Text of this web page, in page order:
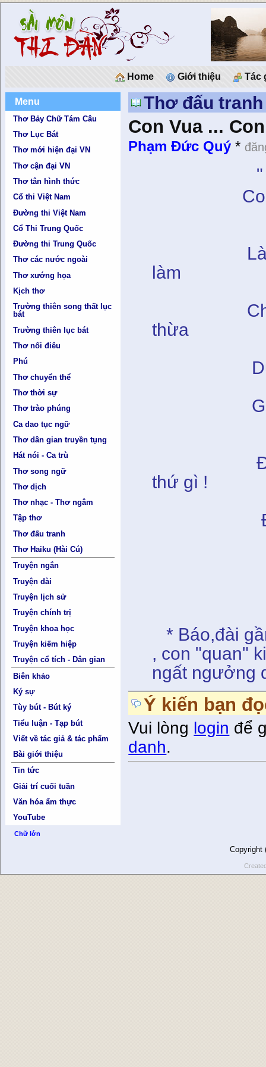
Home Giới thiệu Tác
Menu
Thơ Bảy Chữ Tám Câu
Thơ Lục Bát
Thơ mới hiện đại VN
Thơ cận đại VN
Thơ tân hình thức
Cổ thi Việt Nam
Đường thi Việt Nam
Cổ Thi Trung Quốc
Đường thi Trung Quốc
Thơ các nước ngoài
Thơ xướng họa
Kịch thơ
Trường thiên song thất lục
bát
Trường thiên lục bát
Thơ nối điêu
Phú
Thơ chuyển thể
Thơ thời sự
Thơ trào phúng
Ca dao tục ngữ
Thơ dân gian truyền tụng
Hát nói - Ca trù
Thơ song ngữ
Thơ dịch
Thơ nhạc - Thơ ngâm
Tập thơ
Thơ đấu tranh
Thơ Haiku (Hài Cú)
Truyện ngắn
Truyện dài
Truyện lịch sử
Truyện chính trị
Truyện khoa học
Truyện kiếm hiệp
Truyện cổ tích - Dân gian
Biên khảo
Ký sự
Tùy bút - Bút ký
Tiểu luận - Tạp bút
Viết về tác giả & tác phẩm
Bài giới thiệu
Tin tức
Giải trí cuối tuần
Văn hóa ẩm thực
YouTube
Chữ lớn
Thơ đấu tranh
Con Vua ...
Phạm Đức Quý *
Con sãi
Là trông
làm
Chăm
thừa
Dưới trên
Giành
Độc
thứ gì !
Đã quên
* Báo,đài
, con "quan"
ngất ngưởng
Ý kiến bạn
Vui lòng login để
danh.
Copyright